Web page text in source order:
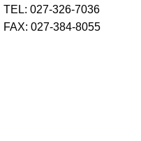
TEL: 027-326-7036
FAX: 027-384-8055